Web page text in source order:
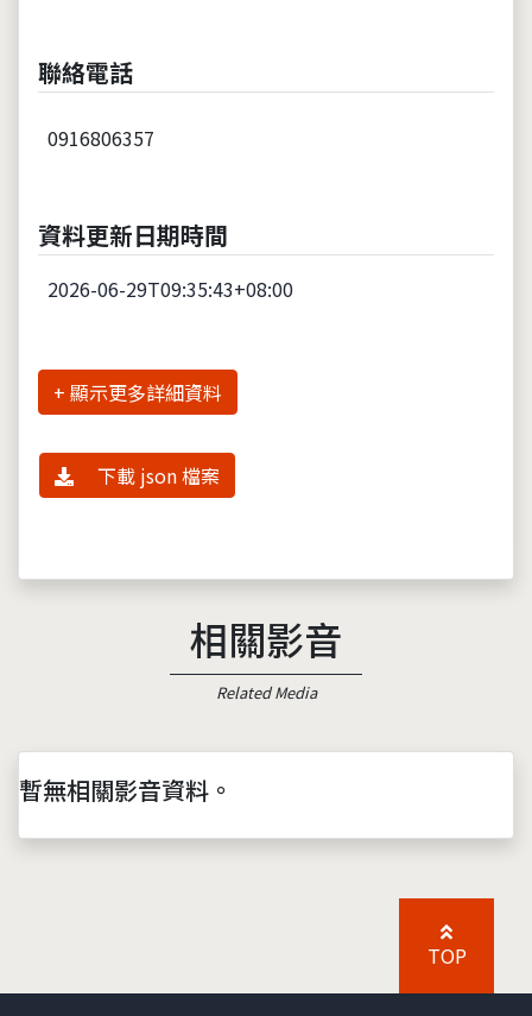
聯絡電話
0916806357
資料更新日期時間
2026-06-29T09:35:43+08:00
詳細資料
下載 json 檔案
相關影音
Related Media
暫無相關影音資料。
TOP